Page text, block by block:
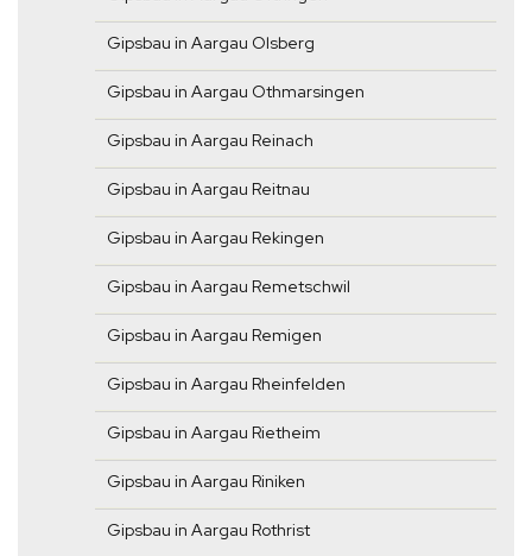
Gipsbau in Aargau Olsberg
Gipsbau in Aargau Othmarsingen
Gipsbau in Aargau Reinach
Gipsbau in Aargau Reitnau
Gipsbau in Aargau Rekingen
Gipsbau in Aargau Remetschwil
Gipsbau in Aargau Remigen
Gipsbau in Aargau Rheinfelden
Gipsbau in Aargau Rietheim
Gipsbau in Aargau Riniken
Gipsbau in Aargau Rothrist